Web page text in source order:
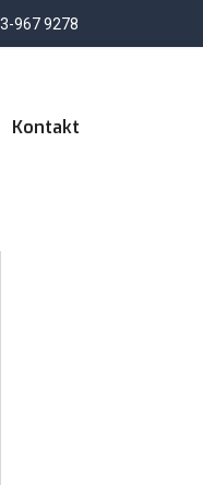
967 9278
Kontakt